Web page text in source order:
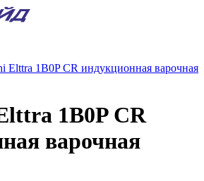
Elttra 1B0P CR индукционная варочная
1B0P CR
варочная